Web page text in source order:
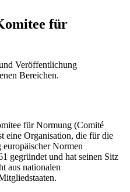
für
Veröffentlichung
Bereichen.
für Normung (Comité
eine Organisation, die für die
Normen
gegründet und hat seinen Sitz
aus nationalen